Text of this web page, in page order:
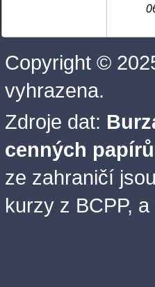
Copyright ©
vyhrazena.
Zdroje dat:
cenných
ze zahraničí
kurzy z BCPP,